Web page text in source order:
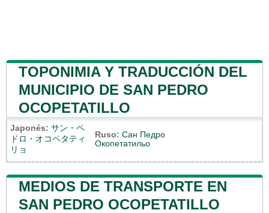
TOPONIMIA Y TRADUCCIÓN DEL
MUNICIPIO DE SAN PEDRO
OCOPETATILLO
Japonés: サン・ペ
ドロ・オコペタティ
リョ
Ruso: Сан Педро
Окопетатильо
MEDIOS DE TRANSPORTE EN
SAN PEDRO OCOPETATILLO